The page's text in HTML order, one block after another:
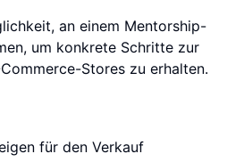
an einem Mentorship-
um konkrete Schritte zur
Stores zu erhalten.